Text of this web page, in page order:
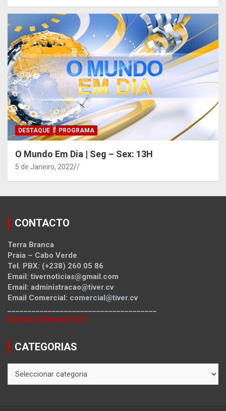
DESTAQUE PROGRAMA
O Mundo Em Dia | Seg – Sex: 13H
5 de Janeiro, 2022 /
CONTACTO
Terra Branca
Praia – Cabo Verde
Tel. PBX: (+238) 260 05 86
Email: tivernoticias@gmail.com
Email: administracao@tiver.cv
Email Comercial: comercial@tiver.cv
Estatuto Editorial SCD
CATEGORIAS